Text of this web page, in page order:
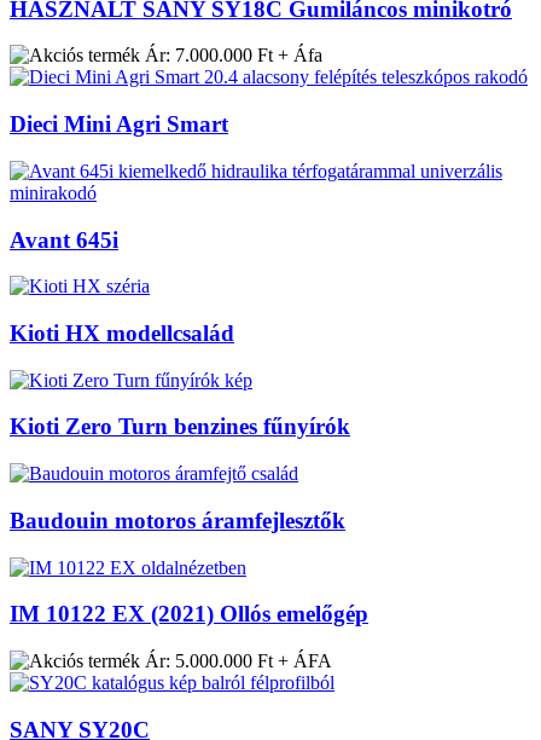
HASZNÁLT SANY SY18C Gumiláncos minikotró
Ár: 7.000.000 Ft + Áfa
Dieci Mini Agri Smart
Avant 645i
Kioti HX modellcsalád
Kioti Zero Turn benzines fűnyírók
Baudouin motoros áramfejlesztők
IM 10122 EX (2021) Ollós emelőgép
Ár: 5.000.000 Ft + ÁFA
SANY SY20C